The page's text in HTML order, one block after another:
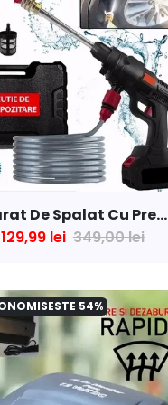
Aparat De Spalat Cu Presiune cu 2 ACUMULATORI de 48V
129,99 lei 349,00 lei
54%